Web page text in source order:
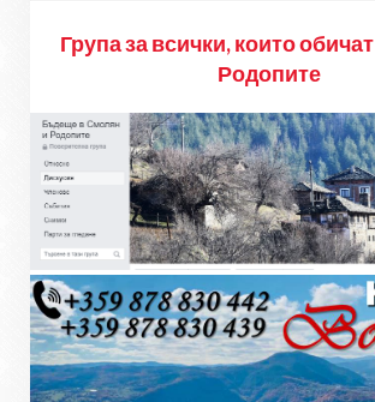
Група за всички, които
Родопите